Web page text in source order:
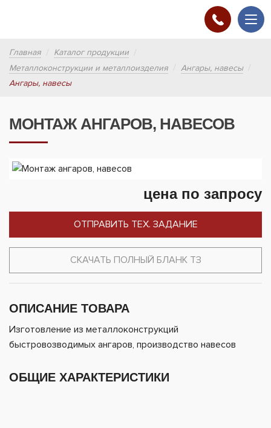
Главная
Каталог продукции
Металлоконструкции и металлоизделия
Ангары, навесы
Ангары, навесы
МОНТАЖ АНГАРОВ, НАВЕСОВ
цена по запросу
ОТПРАВИТЬ ТЕХ. ЗАДАНИЕ
СКАЧАТЬ ПОЛНЫЙ БЛАНК ТЗ
ОПИСАНИЕ ТОВАРА
Изготовление из металлоконструкций
быстровозводимых ангаров, производство навесов
ОБЩИЕ ХАРАКТЕРИСТИКИ